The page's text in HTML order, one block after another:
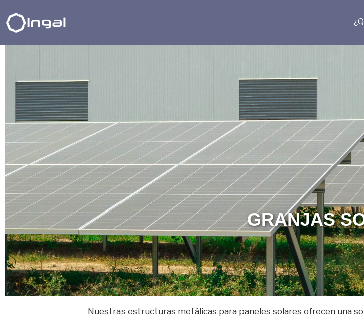
GRANJAS
Diseño modular y
Nuestras estructuras metálicas para paneles solares ofrecen una